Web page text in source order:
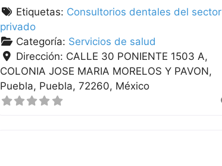
Etiquetas: Consultorios dentales del sector
privado
Categoría: Servicios de salud
Dirección: CALLE 30 PONIENTE 1503 A,
COLONIA JOSE MARIA MORELOS Y PAVON
Puebla Puebla 72260 México